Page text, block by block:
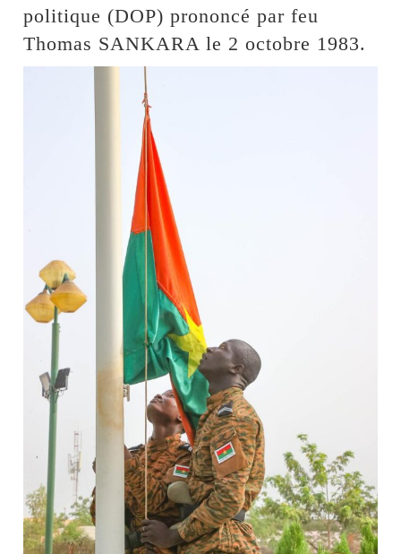
politique (DOP) prononcé par feu
Thomas SANKARA le 2 octobre 1983.